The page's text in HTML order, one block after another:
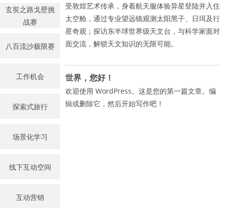
玄奘之路戈壁挑
战赛
八百流沙极限赛
工作机会
探索式旅行
场景化学习
线下互动空间
互动营销
受敦煌艺术传承，身着航天服体验异星登陆并入住
太空舱，通过专业望远镜观测太阳黑子、日珥及行
星奇观；探访东半球世界级天文台，与科学家面对
面交流，解锁天文知识的无限可能。
世界，您好！
欢迎使用 WordPress。这是您的第一篇文章。编
辑或删除它，然后开始写作吧！